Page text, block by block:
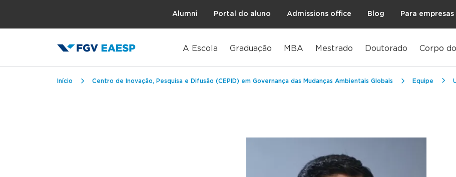
Alumni Portal do aluno Admissions office Blog Para empresas
A Escola Graduação MBA Mestrado Doutorado Corpo
Trilha de navegação
Início Centro de Inovação, Pesquisa e Difusão (CEPID) em Governança das Mudanças Ambientais Globais Equipe